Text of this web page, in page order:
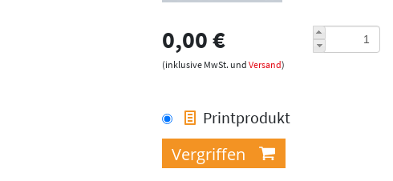
0,00 €
(inklusive MwSt. und Versand)
Printprodukt